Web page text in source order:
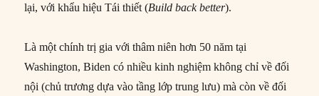
lại, với khẩu hiệu Tái thiết (Build back better).
Là một chính trị gia với thâm niên hơn 50 năm tại
Washington, Biden có nhiều kinh nghiệm không chỉ về đối
nội (chủ trương dựa vào tầng lớp trung lưu) mà còn về đối